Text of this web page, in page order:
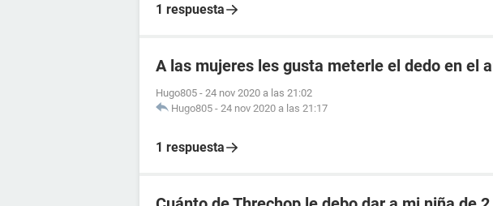
1 respuesta
A las mujeres les gusta meterle el dedo en el
Hugo805 - 24 nov 2020 a las 21:02
Hugo805 - 24 nov 2020 a las 21:17
1 respuesta